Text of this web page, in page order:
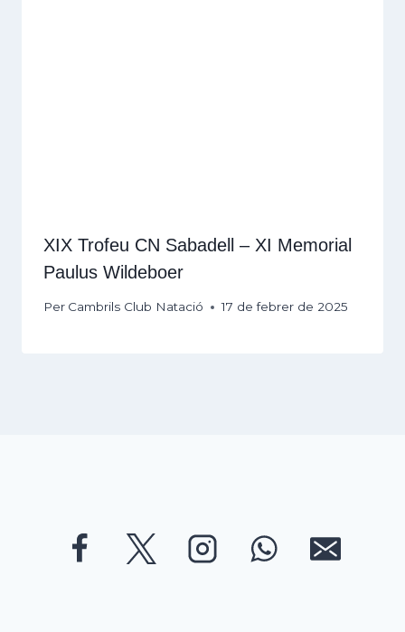
XIX Trofeu CN Sabadell – XI Memorial
Paulus Wildeboer
Per Cambrils Club Natació 17 de febrer de 2025